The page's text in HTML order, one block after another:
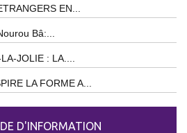
EN...
Bâ:...
JOLIE : LA....
LA FORME A...
D'INFORMATION